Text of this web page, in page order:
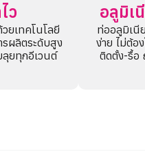
ว
ยเทคโนโลยี
ผลิตระดับสูง
ลุยทุกอีเวนต์
อลูมิเ
ท่ออลูมิเนี
ง่าย ไม่ต้อ
ติดตั้ง-รื้อ